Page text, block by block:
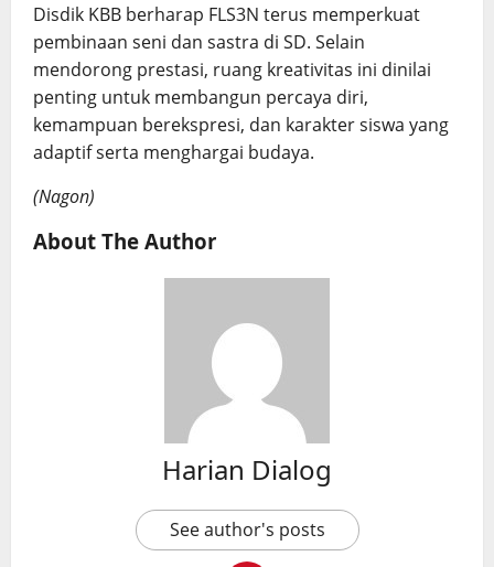
Disdik KBB berharap FLS3N terus memperkuat
pembinaan seni dan sastra di SD. Selain
mendorong prestasi, ruang kreativitas ini dinilai
penting untuk membangun percaya diri,
kemampuan berekspresi, dan karakter siswa yang
adaptif serta menghargai budaya.
(Nagon)
About The Author
Harian Dialog
See author's posts